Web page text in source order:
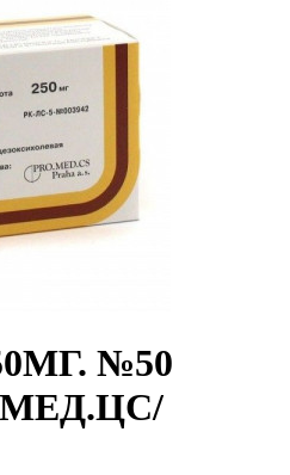
№50